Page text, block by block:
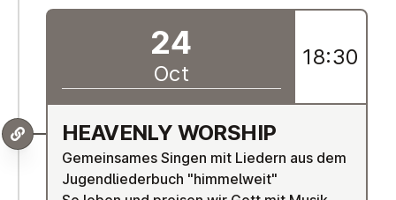
HEAVENLY WORSHIP
Gemeinsames Singen mit Liedern aus dem
Jugendliederbuch "himmelweit"
24
Oct
18:30